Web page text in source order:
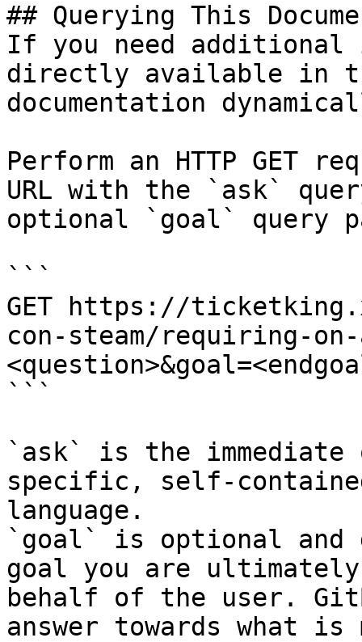
## Querying This
If you need
directly available in
documentation
Perform an HTTP GET
URL with the `ask`
optional `goal` query
```
GET https://
con-steam/requiring-
```
`ask` is the
specific, self-
language.
`goal` is optional and
goal you are
behalf of the user.
answer towards what